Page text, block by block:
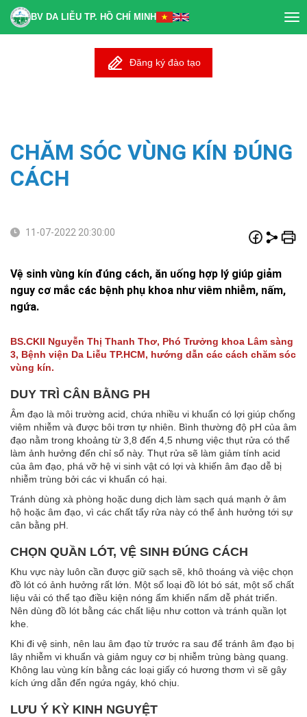
BV DA LIỄU TP. HỒ CHÍ MINH
Đăng ký đào tạo
CHĂM SÓC VÙNG KÍN ĐÚNG
CÁCH
11-07-2022 20:30:00
Vệ sinh vùng kín đúng cách, ăn uống hợp lý giúp giảm
nguy cơ mắc các bệnh phụ khoa như viêm nhiễm, nấm,
ngứa.
BS.CKII Nguyễn Thị Thanh Thơ, Phó Trưởng khoa Lâm sàng
3, Bệnh viện Da Liễu TP.HCM, hướng dẫn các cách chăm sóc
vùng kín.
DUY TRÌ CÂN BẰNG PH
Âm đạo là môi trường acid, chứa nhiều vi khuẩn có lợi giúp chống
viêm nhiễm và được bôi trơn tự nhiên. Bình thường độ pH của âm
đạo nằm trong khoảng từ 3,8 đến 4,5 nhưng việc thụt rửa có thể
làm ảnh hưởng đến chỉ số này. Thụt rửa sẽ làm giảm tính acid
của âm đạo, phá vỡ hệ vi sinh vật có lợi và khiến âm đạo dễ bị
nhiễm trùng bởi các vi khuẩn có hại.
Tránh dùng xà phòng hoặc dung dịch làm sạch quá mạnh ở âm
hộ hoặc âm đạo, vì các chất tẩy rửa này có thể ảnh hưởng tới sự
cân bằng pH.
CHỌN QUẦN LÓT, VỆ SINH ĐÚNG CÁCH
Khu vực này luôn cần được giữ sạch sẽ, khô thoáng và việc chọn
đồ lót có ảnh hưởng rất lớn. Một số loại đồ lót bó sát, một số chất
liệu vải có thể tạo điều kiện nóng ẩm khiến nấm dễ phát triển.
Nên dùng đồ lót bằng các chất liệu như cotton và tránh quần lọt
khe.
Khi đi vệ sinh, nên lau âm đạo từ trước ra sau để tránh âm đạo bị
lây nhiễm vi khuẩn và giảm nguy cơ bị nhiễm trùng bàng quang.
Không lau vùng kín bằng các loại giấy có hương thơm vì sẽ gây
kích ứng dẫn đến ngứa ngáy, khó chịu.
LƯU Ý KỲ KINH NGUYỆT